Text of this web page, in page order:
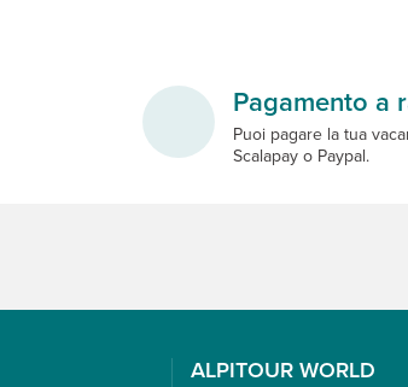
Pagamento a
Puoi pagare la tua
Scalapay o Paypal.
ALPITOUR WORLD